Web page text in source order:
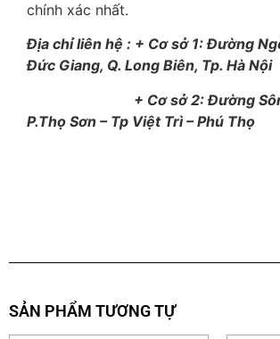
chính xác nhất.
Địa chỉ liên hệ : + Cơ sở 1: Đường
Đức Giang, Q. Long Biên, Tp. Hà Nội
+ Cơ sở 2: Đường Sông
P.Thọ Sơn – Tp Việt Trì – Phú Thọ
SẢN PHẨM TƯƠNG TỰ